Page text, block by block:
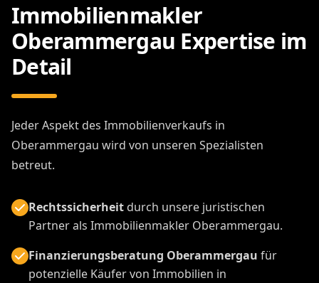
Immobilienmakler
Oberammergau Expertise im
Detail
Jeder Aspekt des Immobilienverkaufs in
Oberammergau wird von unseren Spezialisten
betreut.
Rechtssicherheitdurch unsere juristischen
Partner als Immobilienmakler Oberammergau.
Finanzierungsberatung Oberammergau für
potenzielle Käufer von Immobilien in